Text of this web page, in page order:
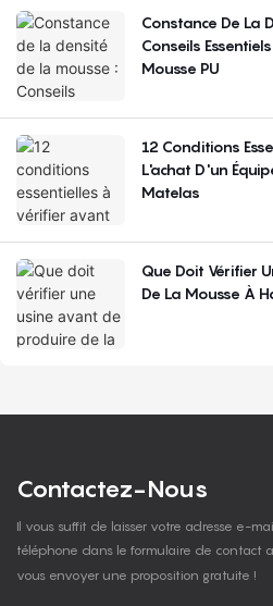
Constance De La
Conseils
Mousse PU
12 Conditions
L'achat D'un
Matelas
Que Doit Vérifier
De La Mousse À
Contactez-Nous
Il vous suffit de laisser votre adresse e-
téléphone dans le formulaire de contact
vous envoyer une proposition gratuite !